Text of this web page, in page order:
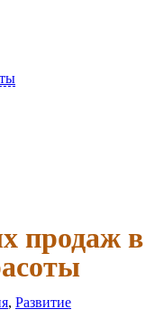
продаж в
, Развитие